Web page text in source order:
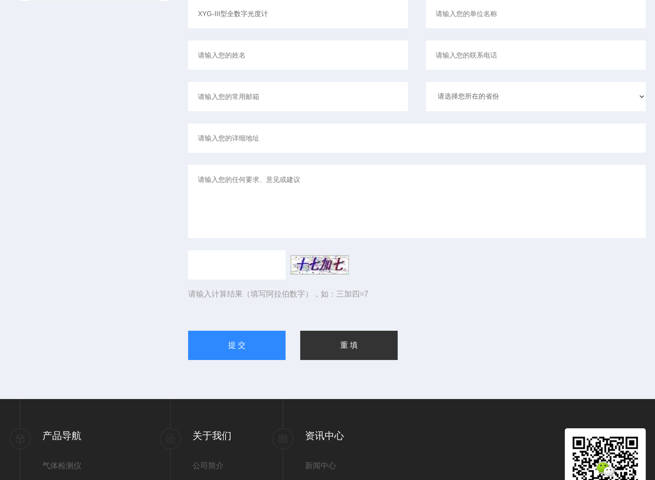
请输入计算结果（填写阿拉伯数字），如：三加四=7
产品导航
气体检测仪
关于我们
公司简介
资讯中心
新闻中心